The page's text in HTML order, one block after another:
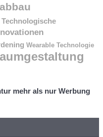
Technologische
Wearable Technologie
mehr als nur Werbung